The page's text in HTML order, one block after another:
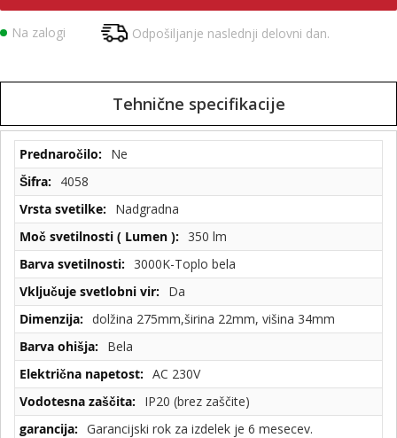
Na zalogi Odpošiljanje naslednji delovni dan.
Tehnične specifikacije
Tehnične
specifikacije
Ne
4058
Nadgradna
350 lm
3000K-Toplo bela
Da
dolžina 275mm,širina 22mm, višina 34mm
Bela
AC 230V
IP20 (brez zaščite)
Garancijski rok za izdelek je 6 mesecev.